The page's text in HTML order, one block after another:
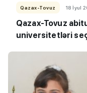
Qazax-Tovuz 18 İyul
Qazax-Tovuz
universitetləri